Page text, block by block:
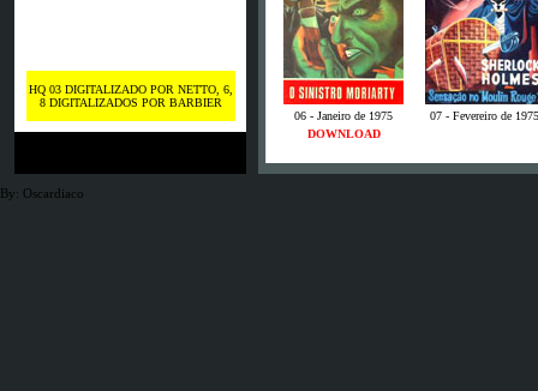
HQ 03 DIGITALIZADO POR NETTO, 6,
8 DIGITALIZADOS POR BARBIER
06 - Janeiro de 1975
07 - Fevereiro de 1975
DOWNLOAD
By: Oscardiaco